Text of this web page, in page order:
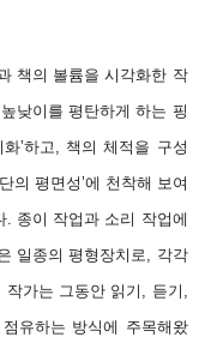
책의 볼륨을 시각화한 작
낮이를 평탄하게 하는 핑
화’하고, 책의 체적을 구성
의 평면성’에 천착해 보여
. 종이 작업과 소리 작업에
일종의 평형장치로, 각각
작가는 그동안 읽기, 듣기,
유하는 방식에 주목해왔